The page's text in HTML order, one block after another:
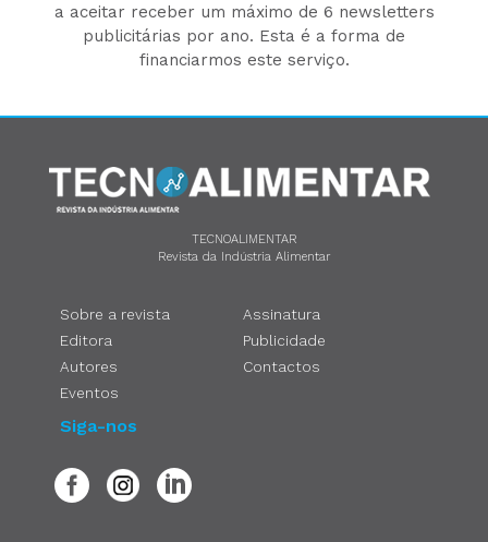
a aceitar receber um máximo de 6 newsletters
publicitárias por ano. Esta é a forma de
financiarmos este serviço.
TECNOALIMENTAR
Revista da Indústria Alimentar
Sobre a revista
Editora
Autores
Eventos
Assinatura
Publicidade
Contactos
Siga-nos